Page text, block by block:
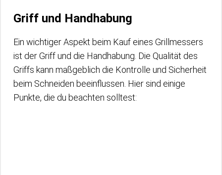
Griff und Handhabung
Ein wichtiger Aspekt beim Kauf eines Grillmessers
ist der Griff und die Handhabung. Die Qualität des
Griffs kann maßgeblich die Kontrolle und Sicherheit
beim Schneiden beeinflussen. Hier sind einige
Punkte, die du beachten solltest: